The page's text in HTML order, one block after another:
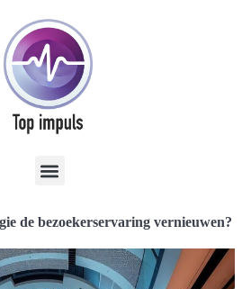
de bezoekerservaring vernieuwen?